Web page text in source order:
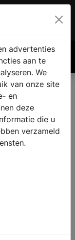
€ 0.00
advertenties
aan te
We
van onze site
en
deze
die u
verzameld